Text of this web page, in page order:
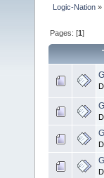
Logic-Nation »
Pages: [1]